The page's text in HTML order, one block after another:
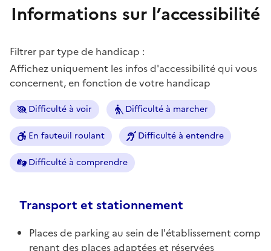
Informations sur l’accessibilité
Filtrer par type de handicap :
Affichez uniquement les infos d'accessibilité qui vous
concernent, en fonction de votre handicap
Difficulté à voir Difficulté à marcher
En fauteuil roulant Difficulté à entendre
Difficulté à comprendre
Transport et stationnement
Places de parking au sein de l'établissement comp
renant des places adaptées et réservées